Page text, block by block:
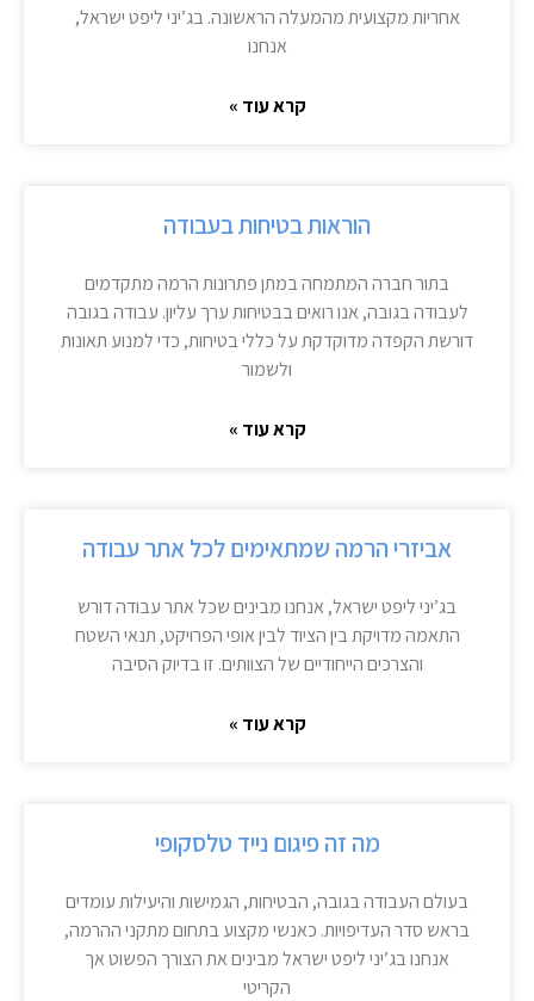
אחריות מקצועית מהמעלה הראשונה. בג’יני ליפט ישראל,
אנחנו
קרא עוד »
הוראות בטיחות בעבודה
בתור חברה המתמחה במתן פתרונות הרמה מתקדמים
לעבודה בגובה, אנו רואים בבטיחות ערך עליון. עבודה בגובה
דורשת הקפדה מדוקדקת על כללי בטיחות, כדי למנוע תאונות
ולשמור
קרא עוד »
אביזרי הרמה שמתאימים לכל אתר עבודה
בג’יני ליפט ישראל, אנחנו מבינים שכל אתר עבודה דורש
התאמה מדויקת בין הציוד לבין אופי הפרויקט, תנאי השטח
והצרכים הייחודיים של הצוותים. זו בדיוק הסיבה
קרא עוד »
מה זה פיגום נייד טלסקופי
בעולם העבודה בגובה, הבטיחות, הגמישות והיעילות עומדים
בראש סדר העדיפויות. כאנשי מקצוע בתחום מתקני ההרמה,
אנחנו בג’יני ליפט ישראל מבינים את הצורך הפשוט אך
הקריטי